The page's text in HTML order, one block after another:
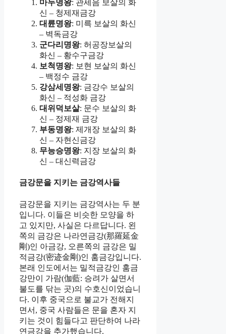
마두명왕: 관세음 보살의 화
신 – 청제재금강
대륜명왕: 미륵 보살의 화신
– 벽독금강
군다리명왕: 허공장보살의
화신 – 황수구금강
보척명왕: 보현 보살의 화신
– 백정수 금강
강삼세명왕: 금강수 보살의
화신 – 적성화 금강
대위덕보살: 문수 보살의 화
신 – 정제재 금강
부동명왕: 제개장 보살의 화
신 – 자현신금강
무능승명왕: 지장 보살의 화
신 – 대신력금강
금강문을 지키는 금강역사들
금강문을 지키는 금강역사는 두 분
입니다. 이들은 비슷한 모양을 하
고 있지만, 사실은 다르답니다. 왼
쪽의 금강은 나라연금강(那羅延金
剛)인 아금강, 오른쪽의 금강은 밀
적금강(密迹金剛)인 훔금강입니다.
본래 인도에서는 밀적금강인 훔금
강만이 가람(伽藍: 승려가 살면서
불도를 닦는 곳)의 수호신이었습니
다. 이후 중국으로 불교가 전해지
면서, 중국 사람들은 문을 혼자 지
키는 것이 힘들다고 판단하여 나라
연금강을 추가했습니다.